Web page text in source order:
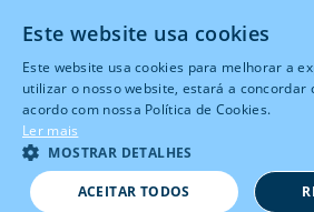
Política de
Este website usa cookies
Este website usa cookies para melhorar a
utilizar o nosso website, estará a concordar
acordo com nossa Política de Cookies.
Ler mais
MOSTRAR DETALHES
ACEITAR TODOS